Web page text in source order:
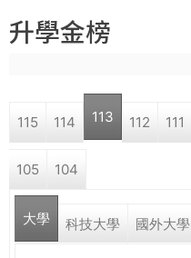
高
學
o
a
r
e
升學金榜
115 114 113 112 111
105 104
大學 科技大學 國外大學